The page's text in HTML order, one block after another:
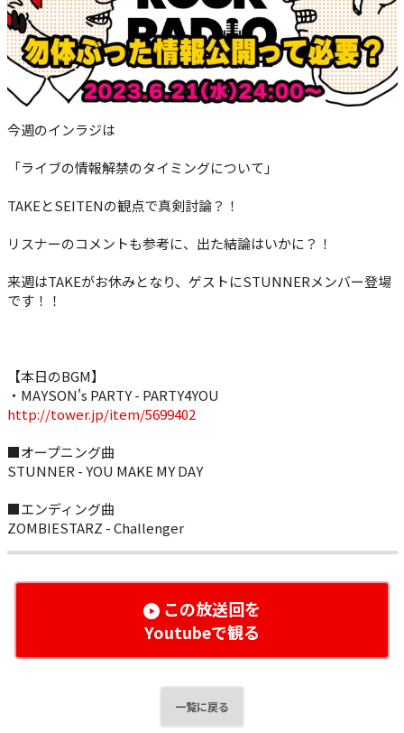
今週のインラジは
「ライブの情報解禁のタイミングについて」
TAKEとSEITENの観点で真剣討論？！
リスナーのコメントも参考に、出た結論はいかに？！
来週はTAKEがお休みとなり、ゲストにSTUNNERメンバー登場
です！！
【本日のBGM】
・MAYSON's PARTY - PARTY4YOU
http://tower.jp/item/5699402
■オープニング曲
STUNNER - YOU MAKE MY DAY
■エンディング曲
ZOMBIESTARZ - Challenger
この放送回を
Youtubeで観る
一覧に戻る